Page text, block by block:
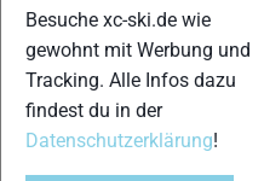
13
Besuche xc-ski.de wie
gewohnt mit Werbung und
Tracking. Alle Infos dazu
findest du in der
Datenschutzerklärung!